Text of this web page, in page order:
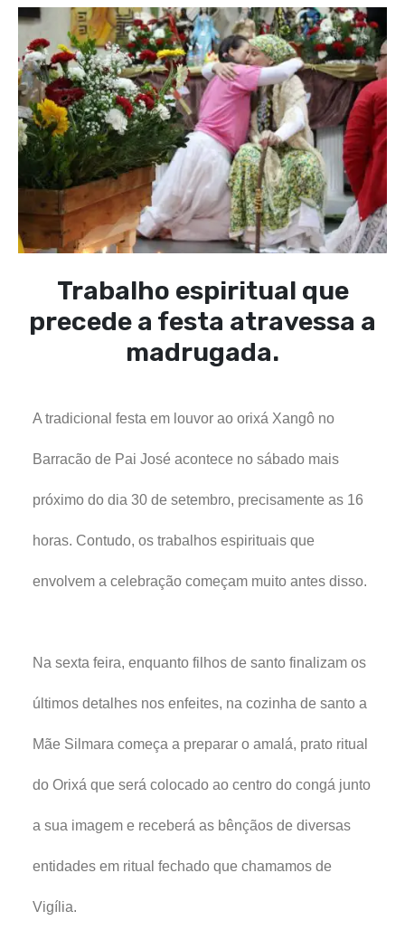
Trabalho espiritual que
precede a festa atravessa a
madrugada.
A tradicional festa em louvor ao orixá Xangô no
Barracão de Pai José acontece no sábado mais
próximo do dia 30 de setembro, precisamente as 16
horas. Contudo, os trabalhos espirituais que
envolvem a celebração começam muito antes disso.
Na sexta feira, enquanto filhos de santo finalizam os
últimos detalhes nos enfeites, na cozinha de santo a
Mãe Silmara começa a preparar o amalá, prato ritual
do Orixá que será colocado ao centro do congá junto
a sua imagem e receberá as bênçãos de diversas
entidades em ritual fechado que chamamos de
Vigília.